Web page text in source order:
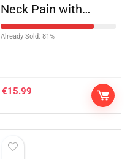
Neck Pain with…
Already Sold: 81%
€15.99